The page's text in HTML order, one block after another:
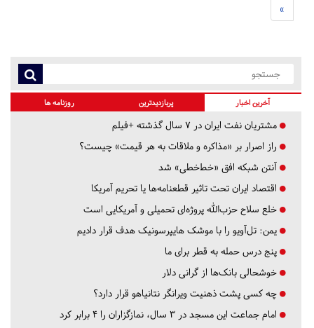
»
آخرین اخبار پربازدیدترین روزنامه ها
مشتریان نفت ایران در ۷ سال گذشته +فیلم
راز اصرار بر «مذاکره و ملاقات به هر قیمت» چیست؟
آنتن شبکه افق «خط‌خطی» شد
اقتصاد ایران تحت تاثیر قطعنامه‌ها یا تحریم‌ آمریکا
خلع سلاح حزب‌الله پروژه‌ای تحمیلی و آمریکایی است
یمن: تل‌آویو را با موشک هایپرسونیک هدف قرار دادیم
پنج درس‌ حمله به قطر برای ما
خوشحالی بانک‌ها از گرانی دلار
چه کسی پشت ذهنیت ویرانگر نتانیاهو قرار دارد؟
امام جماعت این مسجد در ۳ سال، نمازگزاران را ۴ برابر کرد